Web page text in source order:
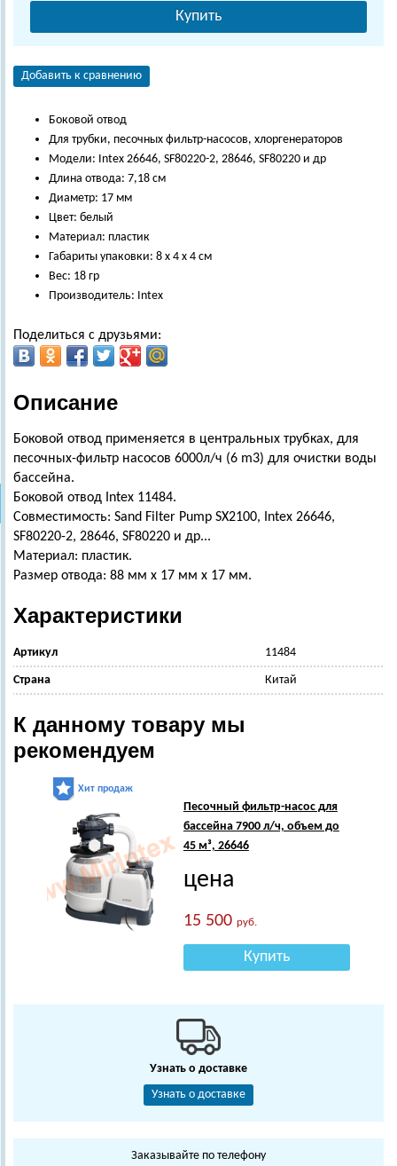
Купить
Добавить к сравнению
Боковой отвод
Для трубки, песочных фильтр-насосов, хлоргенераторов
Модели: Intex 26646, SF80220-2, 28646, SF80220 и др
Длина отвода: 7,18 см
Диаметр: 17 мм
Цвет: белый
Материал: пластик
Габариты упаковки: 8 х 4 х 4 см
Вес: 18 гр
Производитель: Intex
Поделиться с друзьями:
Описание
Боковой отвод применяется в центральных трубках, для
песочных-фильтр насосов 6000л/ч (6 m3) для очистки воды
бассейна.
Боковой отвод Intex 11484.
Совместимость: Sand Filter Pump SX2100, Intex 26646,
SF80220-2, 28646, SF80220 и др...
Материал: пластик.
Размер отвода: 88 мм х 17 мм х 17 мм.
Характеристики
Артикул 11484
Страна Китай
К данному товару мы
рекомендуем
Хит продаж
Песочный фильтр-насос для
бассейна 7900 л/ч, объем до
45 м³, 26646
цена
15 500 руб.
Купить
Узнать о доставке
Узнать о доставке
Заказывайте по телефону